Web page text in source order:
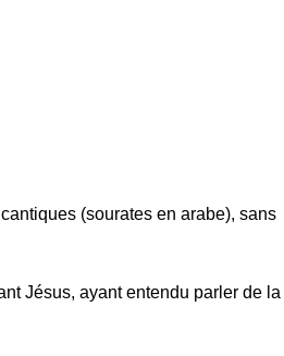
(sourates en arabe), sans
Jésus, ayant entendu parler de la